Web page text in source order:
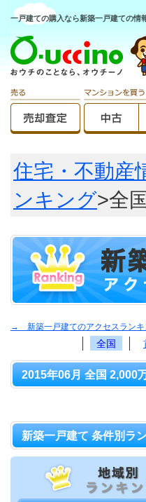
一戸建ての購入なら新築一戸建ての情
住宅・不動産
ンキング>全
→ 新築一戸建てのアクセスランキ
全国
2015年06月 全国 2,000
新築一戸建て 条件別ラ